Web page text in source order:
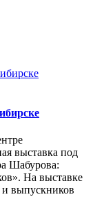
выставка под
Шабурова:
На выставке
и выпускников